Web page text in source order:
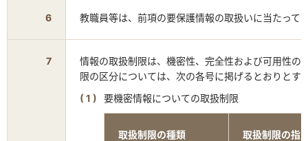
6 教職員等は、前項の要保護情報の取扱いに当たって
7
情報の取扱制限は、機密性、完全性および可用性
限の区分については、次の各号に掲げるとおりとす
要機密情報についての取扱制限
取扱制限の種類 取扱制限の指